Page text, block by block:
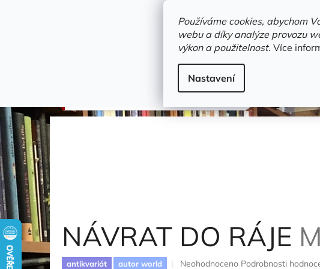
Používáme cookies, abychom
webu a díky analýze provozu
výkon a použitelnost. Více
Nastavení
Novinky Trvalky a bestsellery
Milesová Rosalind
NÁVRAT DO RÁJE
antikvariát autor world
Průměrné
Neohodnoceno Podrobnosti